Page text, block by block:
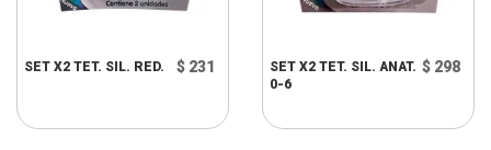
SET X2 TET. SIL. RED. $ 231
SET X2 TET. SIL. ANAT.
0-6
$ 298